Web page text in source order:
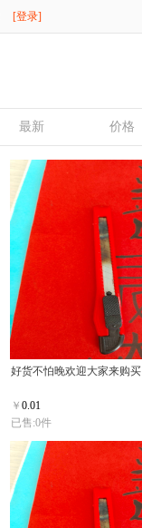
[登录]
最新 价格
好货不怕晚欢迎大家来购买
￥ 0.01
已售:0件